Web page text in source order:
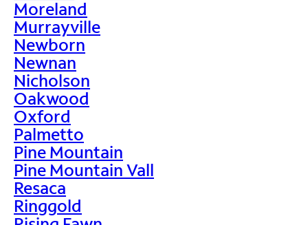
Moreland
Murrayville
Newborn
Newnan
Nicholson
Oakwood
Oxford
Palmetto
Pine Mountain
Pine Mountain Vall
Resaca
Ringgold